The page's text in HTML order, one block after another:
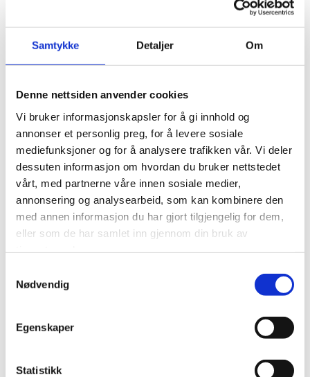
Samtykke Detaljer Om
Denne nettsiden anvender cookies
Vi bruker informasjonskapsler for å gi innhold og
annonser et personlig preg, for å levere sosiale
mediefunksjoner og for å analysere trafikken vår. Vi deler
dessuten informasjon om hvordan du bruker nettstedet
vårt, med partnerne våre innen sosiale medier,
annonsering og analysearbeid, som kan kombinere den
med annen informasjon du har gjort tilgjengelig for dem,
eller som de har samlet inn gjennom din bruk av
Nødvendig
Egenskaper
Statistikk
IKKE PÅ LAGER